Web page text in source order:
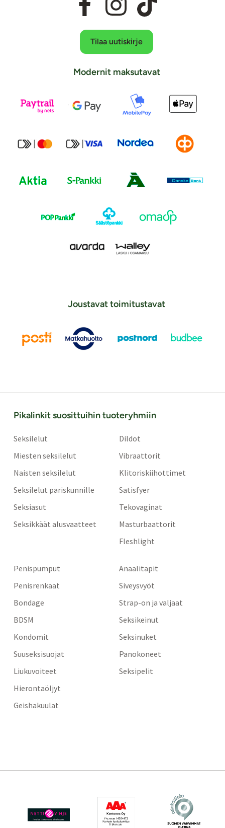
Tilaa uutiskirje
Modernit maksutavat
Joustavat toimitustavat
Pikalinkit suosittuihin tuoteryhmiin
Seksilelut
Miesten seksilelut
Naisten seksilelut
Seksilelut pariskunnille
Seksiasut
Seksikkäät alusvaatteet
Dildot
Vibraattorit
Klitoriskiihottimet
Satisfyer
Tekovaginat
Masturbaattorit
Fleshlight
Penispumput
Penisrenkaat
Bondage
BDSM
Kondomit
Suuseksisuojat
Liukuvoiteet
Hierontaöljyt
Geishakuulat
Anaalitapit
Siveysvyöt
Strap-on ja valjaat
Seksikeinut
Seksinuket
Panokoneet
Seksipelit